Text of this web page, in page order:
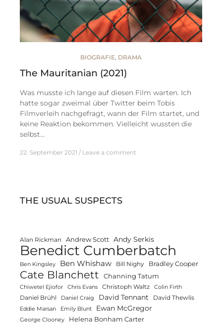
BIOGRAFIE, DRAMA
The Mauritanian (2021)
Was musste ich lange auf diesen Film warten. Ich
hatte sogar zweimal über Twitter beim Tobis
Filmverleih nachgefragt, wann der Film startet, und
keine Reaktion bekommen. Vielleicht wussten die
selbst…
22. September 2021 Leave a comment
THE USUAL SUSPECTS
Alan Rickman Andrew Scott Andy Serkis
Benedict Cumberbatch
Ben Kingsley Ben Whishaw Bill Nighy Bradley Cooper
Cate Blanchett Channing Tatum
Chiwetel Ejiofor Chris Evans Christoph Waltz Colin Firth
Daniel Brühl Daniel Craig David Tennant David Thewlis
Eddie Marsan Emily Blunt Ewan McGregor
George Clooney Helena Bonham Carter